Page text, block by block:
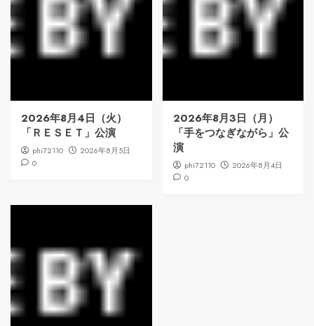
2026年8月4日（火）
「ＲＥＳＥＴ」公演
phi72110
2026年8月5日
0
2026年8月3日（月）
「手をつなぎながら」公
演
phi72110
2026年8月4日
0